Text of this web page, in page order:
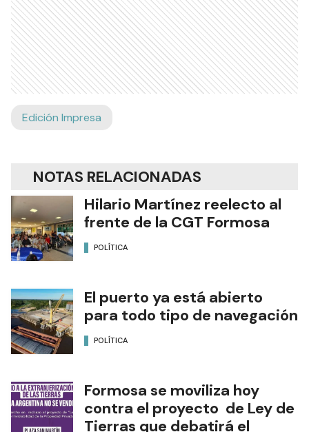
Edición Impresa
NOTAS RELACIONADAS
Hilario Martínez reelecto al
frente de la CGT Formosa
POLÍTICA
El puerto ya está abierto
para todo tipo de navegación
POLÍTICA
Formosa se moviliza hoy
contra el proyecto de Ley de
Tierras que debatirá el